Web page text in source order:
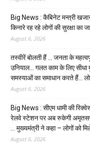
Big News : कैबिनेट मन्त्री
किनारे रह रहे लोगों की सुरक्षा का
August 6, 2026
तस्वीरें बोलती हैं … जनता के
उनियाल… गलत काम के लिए सीधा
समस्याओं का समाधान करते हैं…
August 6, 2026
Big News : सीएम धामी की
रेलवे स्टेशन पर अब रुकेगी
… मुख्यमंत्री ने कहा – लोगों को
August 6, 2026